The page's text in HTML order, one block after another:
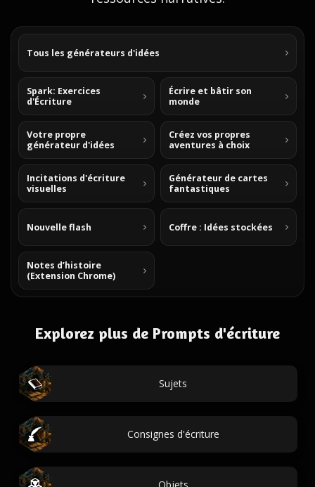
Tous les générateurs d'idées
Spark: Exercices
d'Écriture
Écrire et bâtir son
monde
Votre propre
générateur d'idées
Créez vos propres
aventures à choix
Incitations d'écriture
visuelles
Générateur de cartes
fantastiques
Nouvelle flash Coffre : Idées stockées
Notes d’histoire
(Extension Chrome)
Explorez plus de Prompts d'écriture
Sujets
Consignes d'écriture